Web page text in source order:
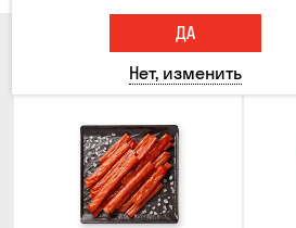
ДА
Нет, изменить